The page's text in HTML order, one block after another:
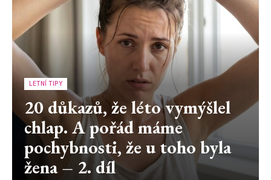
LETNÍ TIPY
20 důkazů, že léto vymýšlel
chlap. A pořád máme
pochybnosti, že u toho byla
žena – 2. díl